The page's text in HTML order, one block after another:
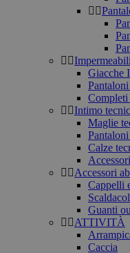
Giacche
Completi
Intimo
Maglie
Calze
Accessori
Cappelli
Guanti
ATTIVITÀ
Caccia